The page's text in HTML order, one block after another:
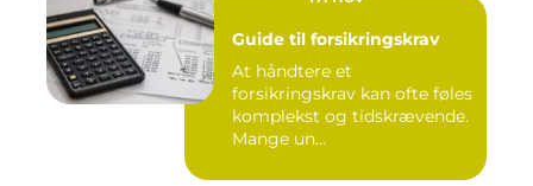
Guide til forsikringskrav
At håndtere et
forsikringskrav kan ofte føles
komplekst og tidskrævende.
Mange un...